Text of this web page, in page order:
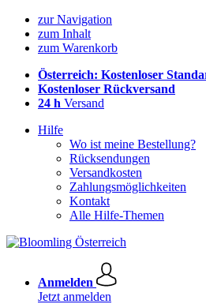
zur Navigation
zum Inhalt
zum Warenkorb
Österreich: Kostenloser
Kostenloser Rückversand
24 h Versand
Hilfe
Wo ist meine Bestellung?
Rücksendungen
Versandkosten
Zahlungsmöglichkeiten
Kontakt
Alle Hilfe-Themen
Anmelden
Jetzt anmelden